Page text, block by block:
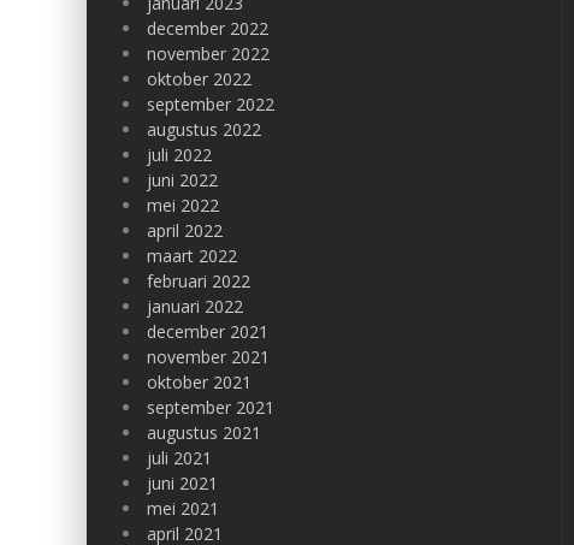
december 2022
november 2022
oktober 2022
september 2022
augustus 2022
juli 2022
juni 2022
mei 2022
april 2022
maart 2022
februari 2022
januari 2022
december 2021
november 2021
oktober 2021
september 2021
augustus 2021
juli 2021
juni 2021
mei 2021
april 2021